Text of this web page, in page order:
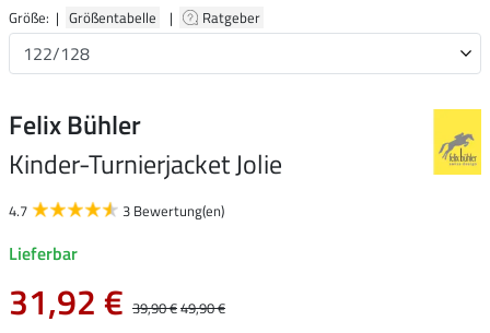
Größe: | Größentabelle | Ratgeber
Felix Bühler
Kinder-Turnierjacket Jolie
4.7 3 Bewertung(en)
Lieferbar
31,92 € 39,90 €49,90 €